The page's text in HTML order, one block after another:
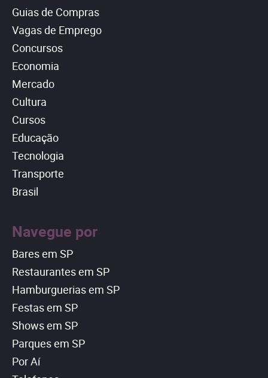
Guias de Compras
Vagas de Emprego
Concursos
Economia
Mercado
Cultura
Cursos
Educação
Tecnologia
Transporte
Brasil
Navegue por
Bares em SP
Restaurantes em SP
Hamburguerias em SP
Festas em SP
Shows em SP
Parques em SP
Por Aí